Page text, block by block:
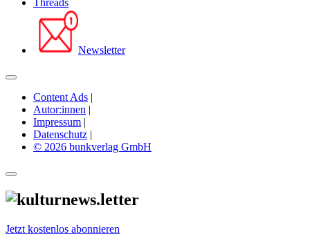
Threads
Newsletter
Content Ads |
Autor:innen |
Impressum |
Datenschutz |
© 2026 bunkverlag GmbH
Jetzt kostenlos abonnieren